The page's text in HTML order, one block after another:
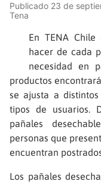
Publicado 23 de
Tena
En TENA
hacer de cada
necesidad en
productos
se ajusta a
tipos de usuarios.
pañales
personas que
encuentran
Los pañales